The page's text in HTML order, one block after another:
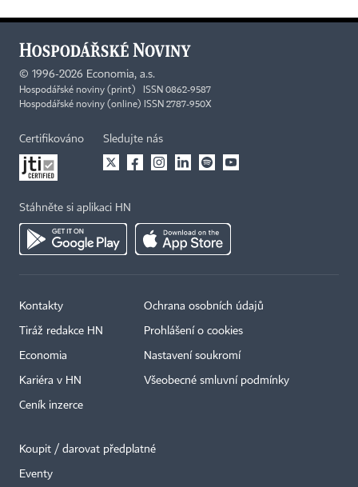
© 1996-2026 Economia, a.s.
Hospodářské noviny (print) ISSN 0862-9587
Hospodářské noviny (online) ISSN 2787-950X
Certifikováno Sledujte nás
Stáhněte si aplikaci HN
Kontakty
Tiráž redakce HN
Economia
Kariéra v HN
Ceník inzerce
Ochrana osobních údajů
Prohlášení o cookies
Nastavení soukromí
Všeobecné smluvní podmínky
Koupit / darovat předplatné
Eventy